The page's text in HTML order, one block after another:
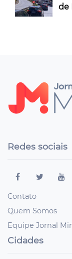
de
Redes sociais
Contato
Quem Somos
Equipe Jornal
Cidades